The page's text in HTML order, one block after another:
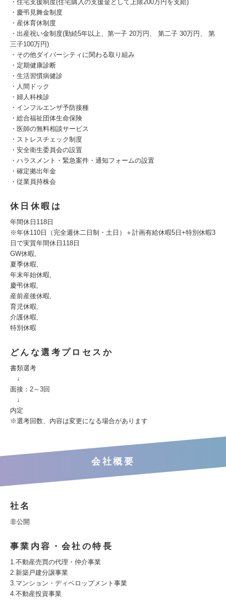
・住宅支援制度(住宅購入の支援金として上限200万円を支給)
・慶弔見舞金制度
・産休育休制度
・出産祝い金制度(勤続5年以上、第一子 20万円、 第二子 30万円、 第
三子100万円)
・その他ダイバーシティに関わる取り組み
・定期健康診断
・生活習慣病健診
・人間ドック
・婦人科検診
・インフルエンザ予防接種
・総合福祉団体生命保険
・医師の無料相談サービス
・ストレスチェック制度
・安全衛生委員会の設置
・ハラスメント・緊急案件・通知フォームの設置
・確定拠出年金
・従業員持株会
休日休暇は
年間休日118日
※年休110日（完全週休二日制・土日）＋計画有給休暇5日+特別休暇3
日で実質年間休日118日
GW休暇,
夏季休暇,
年末年始休暇,
慶弔休暇,
産前産後休暇,
育児休暇,
介護休暇,
特別休暇
どんな選考プロセスか
書類選考
↓
面接：2～3回
↓
内定
※選考回数、内容は変更になる場合があります
会社概要
社名
非公開
事業内容・会社の特長
1.不動産売買の代理・仲介事業
2.新築戸建分譲事業
3.マンション・ディベロップメント事業
4.不動産投資事業